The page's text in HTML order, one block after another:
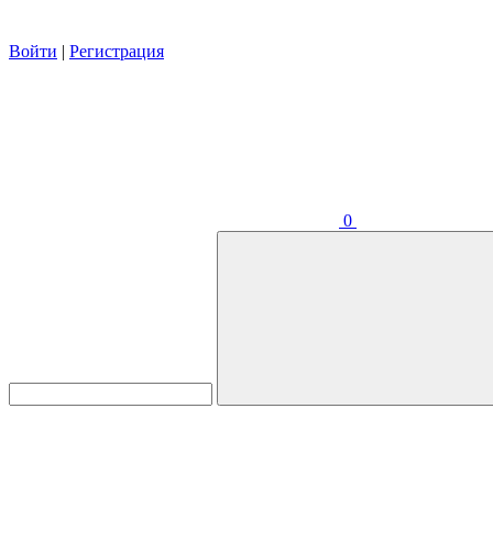
Войти | Регистрация
0